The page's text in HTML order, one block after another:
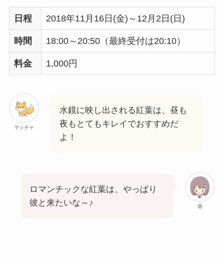
日程 2018年11月16日(金)～12月2日(日)
時間 18:00～20:50（最終受付は20:10）
料金 1,000円
マッチャ
水鏡に映し出される紅葉は、昼も
夜もとてもキレイでおすすめだ
よ！
葵
ロマンチックな紅葉は、やっぱり
彼と来たいな～♪